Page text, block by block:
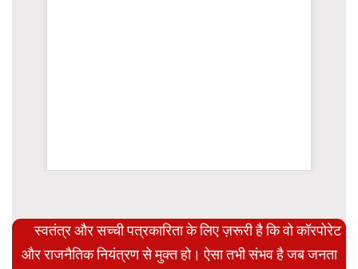
स्वतंत्र और सच्ची पत्रकारिता के लिए ज़रूरी है कि वो कॉरपोरेट
और राजनैतिक नियंत्रण से मुक्त हो। ऐसा तभी संभव है जब जनता